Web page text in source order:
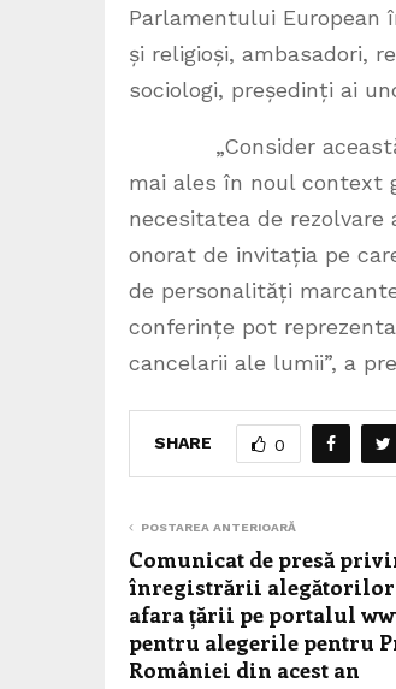
Parlamentului European
și religioși, ambasadori,
sociologi, președinți ai
„Consider această
mai ales în noul context
necesitatea de
onorat de invitația pe
de personalități
conferințe pot
cancelarii ale lumii”, a
SHARE 0
POSTAREA ANTERIOARĂ
Comunicat de presă
înregistrării
afara țării pe portalul
pentru alegerile pentru
României din acest an